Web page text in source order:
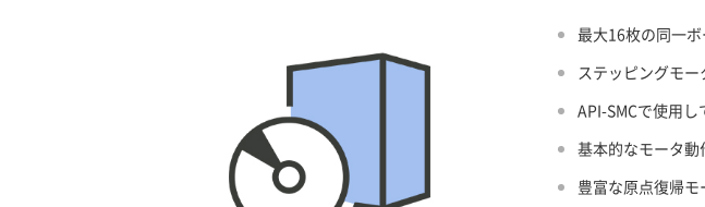
最大16枚の同一
ステッピングモ
API-SMCで使用
基本的なモータ
豊富な原点復帰